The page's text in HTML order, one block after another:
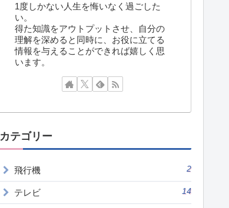
1度しかない人生を悔いなく過ごした
い。
得た知識をアウトプットさせ、自分の
理解を深めると同時に、お役に立てる
情報を与えることができれば嬉しく思
います。
カテゴリー
飛行機 2
テレビ 14